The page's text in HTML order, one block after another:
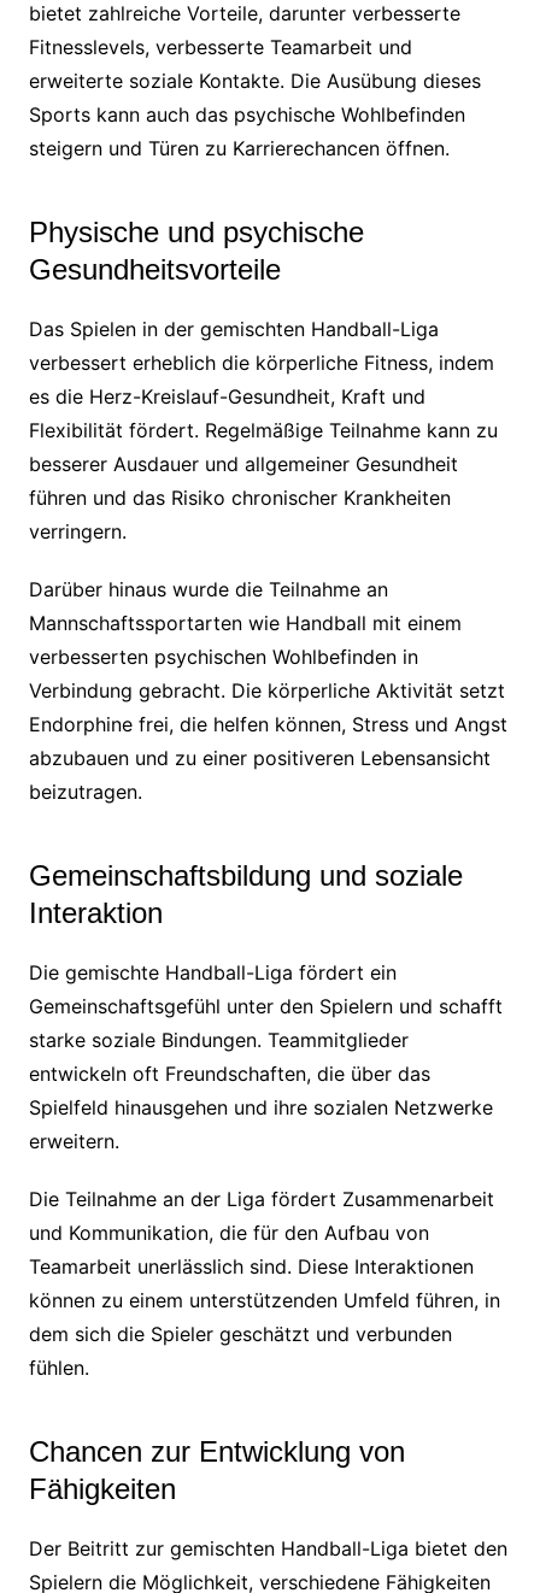
bietet zahlreiche Vorteile, darunter verbesserte
Fitnesslevels, verbesserte Teamarbeit und
erweiterte soziale Kontakte. Die Ausübung dieses
Sports kann auch das psychische Wohlbefinden
steigern und Türen zu Karrierechancen öffnen.
Physische und psychische
Gesundheitsvorteile
Das Spielen in der gemischten Handball-Liga
verbessert erheblich die körperliche Fitness, indem
es die Herz-Kreislauf-Gesundheit, Kraft und
Flexibilität fördert. Regelmäßige Teilnahme kann zu
besserer Ausdauer und allgemeiner Gesundheit
führen und das Risiko chronischer Krankheiten
verringern.
Darüber hinaus wurde die Teilnahme an
Mannschaftssportarten wie Handball mit einem
verbesserten psychischen Wohlbefinden in
Verbindung gebracht. Die körperliche Aktivität setzt
Endorphine frei, die helfen können, Stress und Angst
abzubauen und zu einer positiveren Lebensansicht
beizutragen.
Gemeinschaftsbildung und soziale
Interaktion
Die gemischte Handball-Liga fördert ein
Gemeinschaftsgefühl unter den Spielern und schafft
starke soziale Bindungen. Teammitglieder
entwickeln oft Freundschaften, die über das
Spielfeld hinausgehen und ihre sozialen Netzwerke
erweitern.
Die Teilnahme an der Liga fördert Zusammenarbeit
und Kommunikation, die für den Aufbau von
Teamarbeit unerlässlich sind. Diese Interaktionen
können zu einem unterstützenden Umfeld führen, in
dem sich die Spieler geschätzt und verbunden
fühlen.
Chancen zur Entwicklung von
Fähigkeiten
Der Beitritt zur gemischten Handball-Liga bietet den
Spielern die Möglichkeit, verschiedene Fähigkeiten